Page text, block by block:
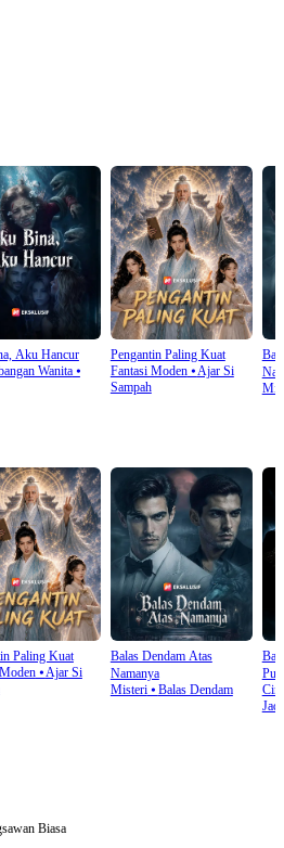
Aku Hancur
Wanita⦁
Pengantin Paling Kuat
Fantasi Moden⦁Ajar Si
Sampah
Paling Kuat
⦁Ajar Si
Balas Dendam Atas
Namanya
Misteri⦁ Balas Dendam
Biasa